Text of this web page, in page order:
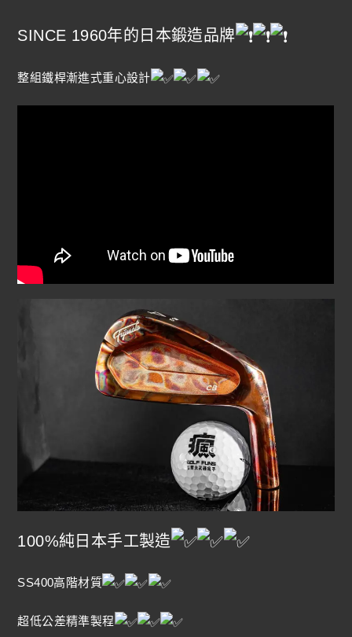
SINCE 1960年的日本鍛造品牌
整組鐵桿漸進式重心設計
100%純日本手工製造
SS400高階材質
超低公差精準製程